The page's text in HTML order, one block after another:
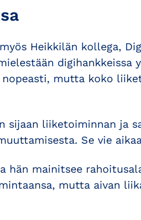
Heikkilän kollega,
digihankkeissa
mutta koko
sijaan liiketoiminnan ja
Se vie
hän mainitsee
mutta aivan